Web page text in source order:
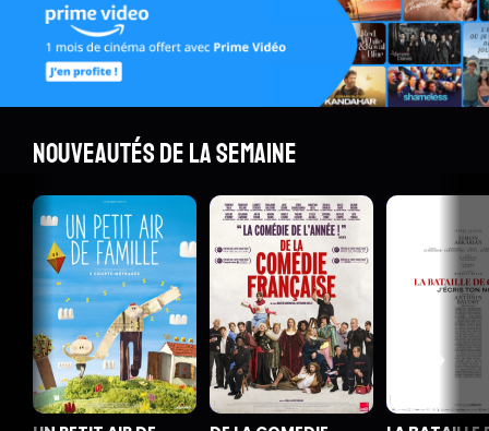
Nouveautés de la semaine